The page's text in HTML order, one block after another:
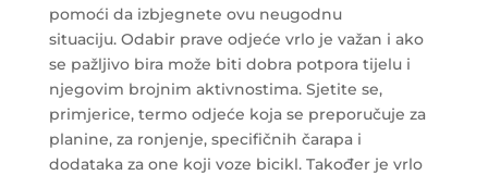
pomoći da izbjegnete ovu neugodnu
situaciju. Odabir prave odjeće vrlo je važan i ako
se pažljivo bira može biti dobra potpora tijelu i
njegovim brojnim aktivnostima. Sjetite se,
primjerice, termo odjeće koja se preporučuje za
planine, za ronjenje, specifičnih čarapa i
dodataka za one koji voze bicikl. Također je vrlo